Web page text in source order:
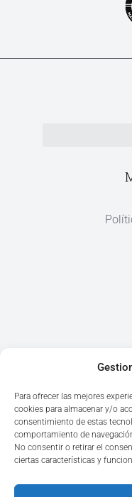
Para ofrecer las mejores
cookies para almacenar y/o
consentimiento de estas
comportamiento de
No consentir o retirar el
ciertas características y
Av. del Mar,